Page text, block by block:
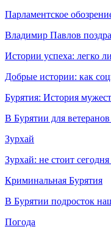
Парламентское
Владимир Павлов
Истории успеха: легко
Добрые истории: как
Бурятия: История
В Бурятии для
Зурхай
Зурхай: не стоит
Криминальная Бурятия
В Бурятии подросток
Погода